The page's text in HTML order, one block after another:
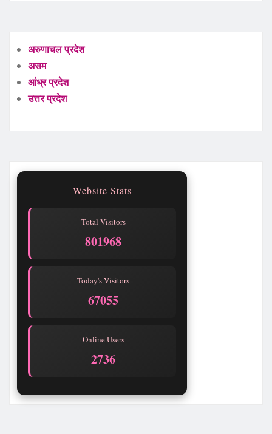
अरुणाचल प्रदेश
असम
आंध्र प्रदेश
उत्तर प्रदेश
Website Stats
Total Visitors
801971
Today's Visitors
67058
Online Users
2737